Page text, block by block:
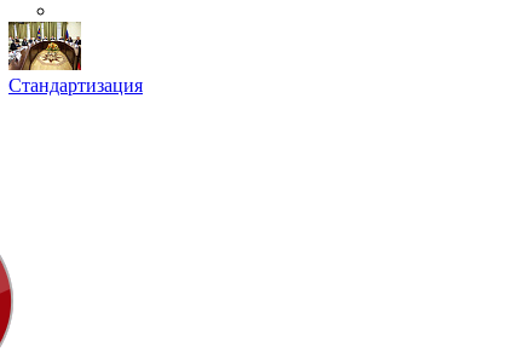
Стандартизация